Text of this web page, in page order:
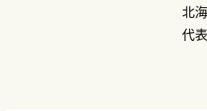
北
代